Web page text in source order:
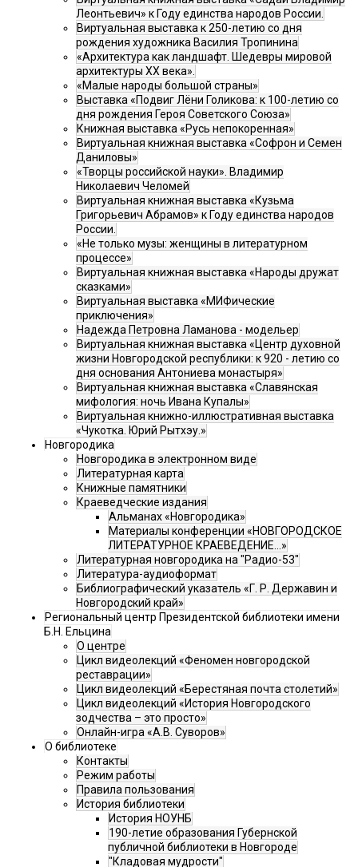
Леонтьевич» к Году единства народов России.
Виртуальная выставка к 250-летию со дня
рождения художника Василия Тропинина
«Архитектура как ландшафт. Шедевры мировой
архитектуры XX века».
«Малые народы большой страны»
Выставка «Подвиг Лёни Голикова: к 100-летию со
дня рождения Героя Советского Союза»
Книжная выставка «Русь непокоренная»
Виртуальная книжная выставка «Софрон и Семен
Даниловы»
«Творцы российской науки». Владимир
Николаевич Челомей
Виртуальная книжная выставка «Кузьма
Григорьевич Абрамов» к Году единства народов
России.
«Не только музы: женщины в литературном
процессе»
Виртуальная книжная выставка «Народы дружат
сказками»
Виртуальная выставка «МИФические
приключения»
Надежда Петровна Ламанова - модельер
Виртуальная книжная выставка «Центр духовной
жизни Новгородской республики: к 920 - летию со
дня основания Антониева монастыря»
Виртуальная книжная выставка «Славянская
мифология: ночь Ивана Купалы»
Виртуальная книжно-иллюстративная выставка
«Чукотка. Юрий Рытхэу.»
Новгородика
Новгородика в электронном виде
Литературная карта
Книжные памятники
Краеведческие издания
Альманах «Новгородика»
Материалы конференции «НОВГОРОДСКОЕ
ЛИТЕРАТУРНОЕ КРАЕВЕДЕНИЕ...»
Литературная новгородика на "Радио-53"
Литература-аудиоформат
Библиографический указатель «Г. Р. Державин и
Новгородский край»
Региональный центр Президентской библиотеки имени
Б.Н. Ельцина
О центре
Цикл видеолекций «Феномен новгородской
реставрации»
Цикл видеолекций «Берестяная почта столетий»
Цикл видеолекций «История Новгородского
зодчества – это просто»
Онлайн-игра «А.В. Суворов»
О библиотеке
Контакты
Режим работы
Правила пользования
История библиотеки
История НОУНБ
190-летие образования Губернской
публичной библиотеки в Новгороде
"Кладовая мудрости"